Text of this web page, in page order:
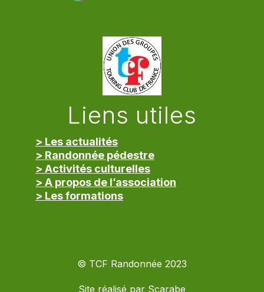
Liens utiles
> Les actualités
> Randonnée pédestre
> Activités culturelles
> A propos de l’association
> Les formations
© TCF Randonnée 2023
Site réalisé par Scarabe